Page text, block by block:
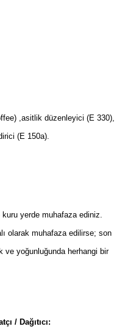
,asitlik düzenleyici (E 330),
(E 150a).
kuru yerde muhafaza ediniz.
olarak muhafaza edilirse; son
ve yoğunluğunda herhangi bir
/ Dağıtıcı: